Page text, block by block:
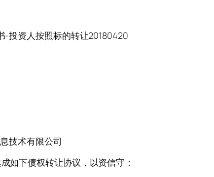
-投资人按照标的转让20180420
技术有限公司
如下债权转让协议，以资信守：